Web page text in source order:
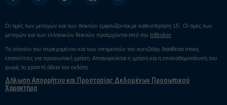
Οι τιμές των μετοχών και των δεικτών εμφανίζονται με καθυστέρηση 15’. Οι τιμές των
μετοχών και των ελληνικών δεικτών προέρχονται από την InBroker
Το σύνολο του περιεχομένου και των υπηρεσιών του euro2day διατίθεται στους
επισκέπτες για προσωπική χρήση. Απαγορεύεται η χρήση και η επαναδημοσίευσή του
χωρίς τη γραπτή άδεια του εκδότη.
Δήλωση Απορρήτου και Προστασίας Δεδομένων Προσωπικού
Χαρακτήρα